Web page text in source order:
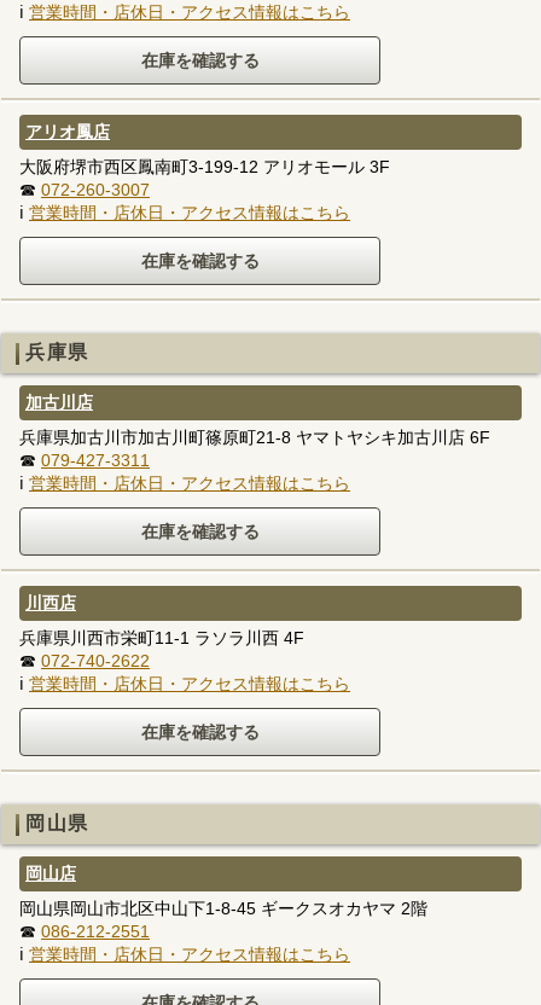
ℹ 営業時間・店休日・アクセス情報はこちら
アリオ鳳店
大阪府堺市西区鳳南町3-199-12 アリオモール 3F
☎ 072-260-3007
ℹ 営業時間・店休日・アクセス情報はこちら
兵庫県
加古川店
兵庫県加古川市加古川町篠原町21-8 ヤマトヤシキ加古川店 6F
☎ 079-427-3311
ℹ 営業時間・店休日・アクセス情報はこちら
川西店
兵庫県川西市栄町11-1 ラソラ川西 4F
☎ 072-740-2622
ℹ 営業時間・店休日・アクセス情報はこちら
岡山県
岡山店
岡山県岡山市北区中山下1-8-45 ギークスオカヤマ 2階
☎ 086-212-2551
ℹ 営業時間・店休日・アクセス情報はこちら